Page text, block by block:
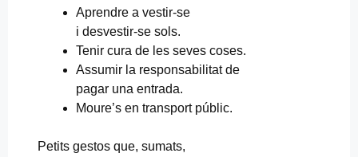
Aprendre a vestir-se
i desvestir-se sols.
Tenir cura de les seves coses.
Assumir la responsabilitat de
pagar una entrada.
Moure’s en transport públic.
Petits gestos que, sumats,